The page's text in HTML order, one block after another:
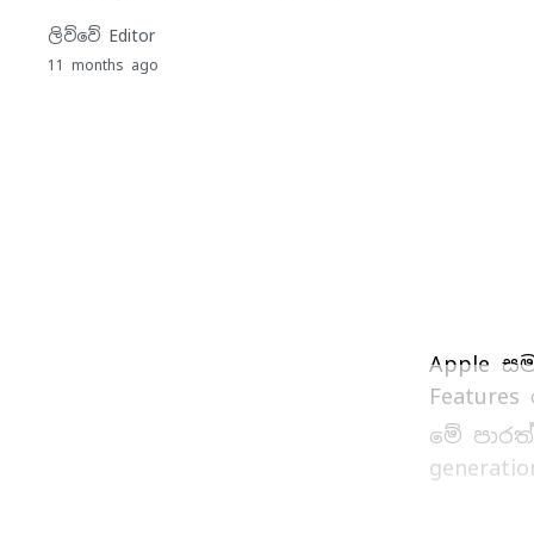
ලිව්වේ Editor
11 months ago
Apple
මේ